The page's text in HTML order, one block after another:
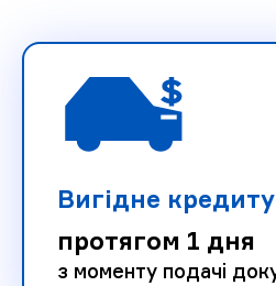
Вигідне
протягом 1 дня
з моменту подачі